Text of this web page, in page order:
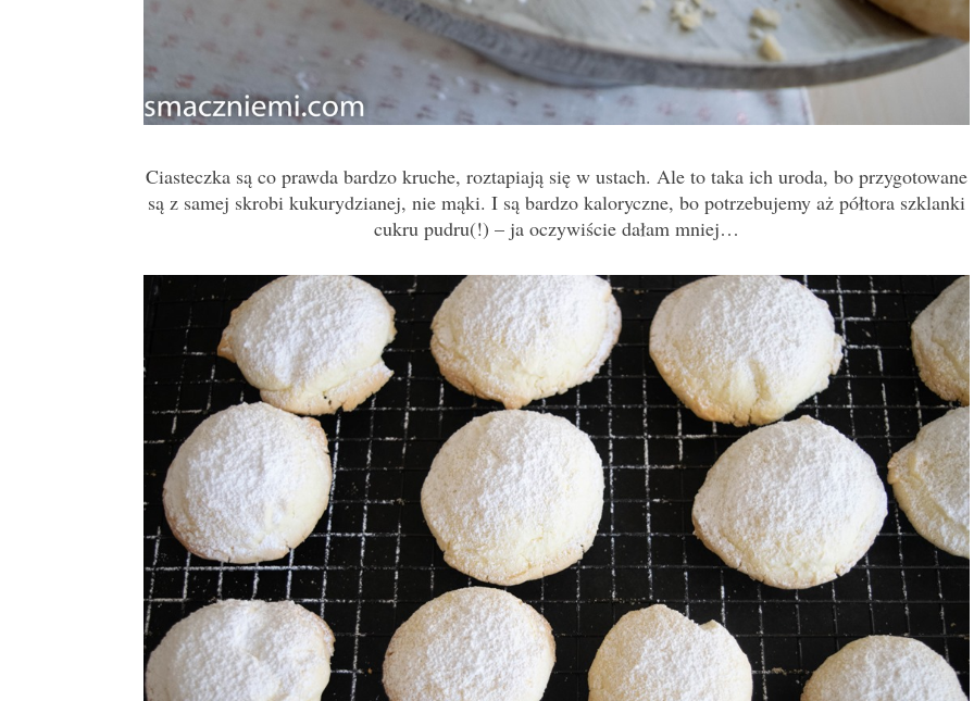
Ciasteczka są co prawda bardzo kruche, roztapiają się w ustach. Ale to taka ich uroda, bo przygotowane
są z samej skrobi kukurydzianej, nie mąki. I są bardzo kaloryczne, bo potrzebujemy aż półtora szklanki
cukru pudru(!) – ja oczywiście dałam mniej…